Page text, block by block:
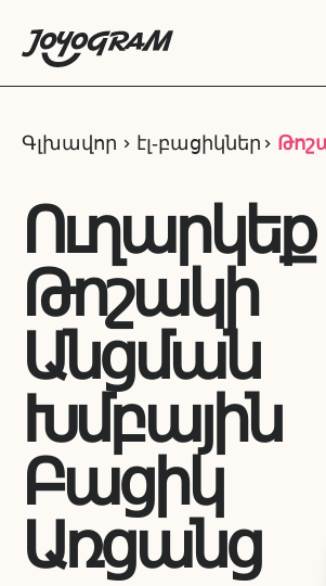
Գլխավոր էլ‑բացիկներ
Ուղարկեք
Թոշակի
Անցման
Խմբային
Բացիկ
Առցանց